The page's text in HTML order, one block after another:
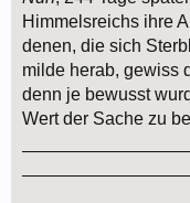
Himmelsreichs ihre
denen, die sich
milde herab, gewiss
denn je bewusst
Wert der Sache zu